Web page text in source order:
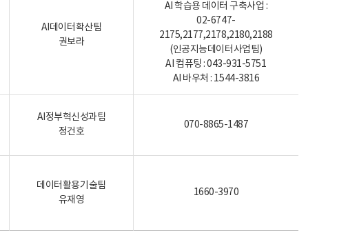
AI데이터확산팀
권보라
AI 학습용 데이터 구축사업 :
02-6747-
2175,2177,2178,2180,2188
(인공지능데이터사업팀)
AI 컴퓨팅 : 043-931-5751
AI 바우처 : 1544-3816
AI정부혁신성과팀
정건호
070-8865-1487
데이터활용기술팀
유재영
1660-3970